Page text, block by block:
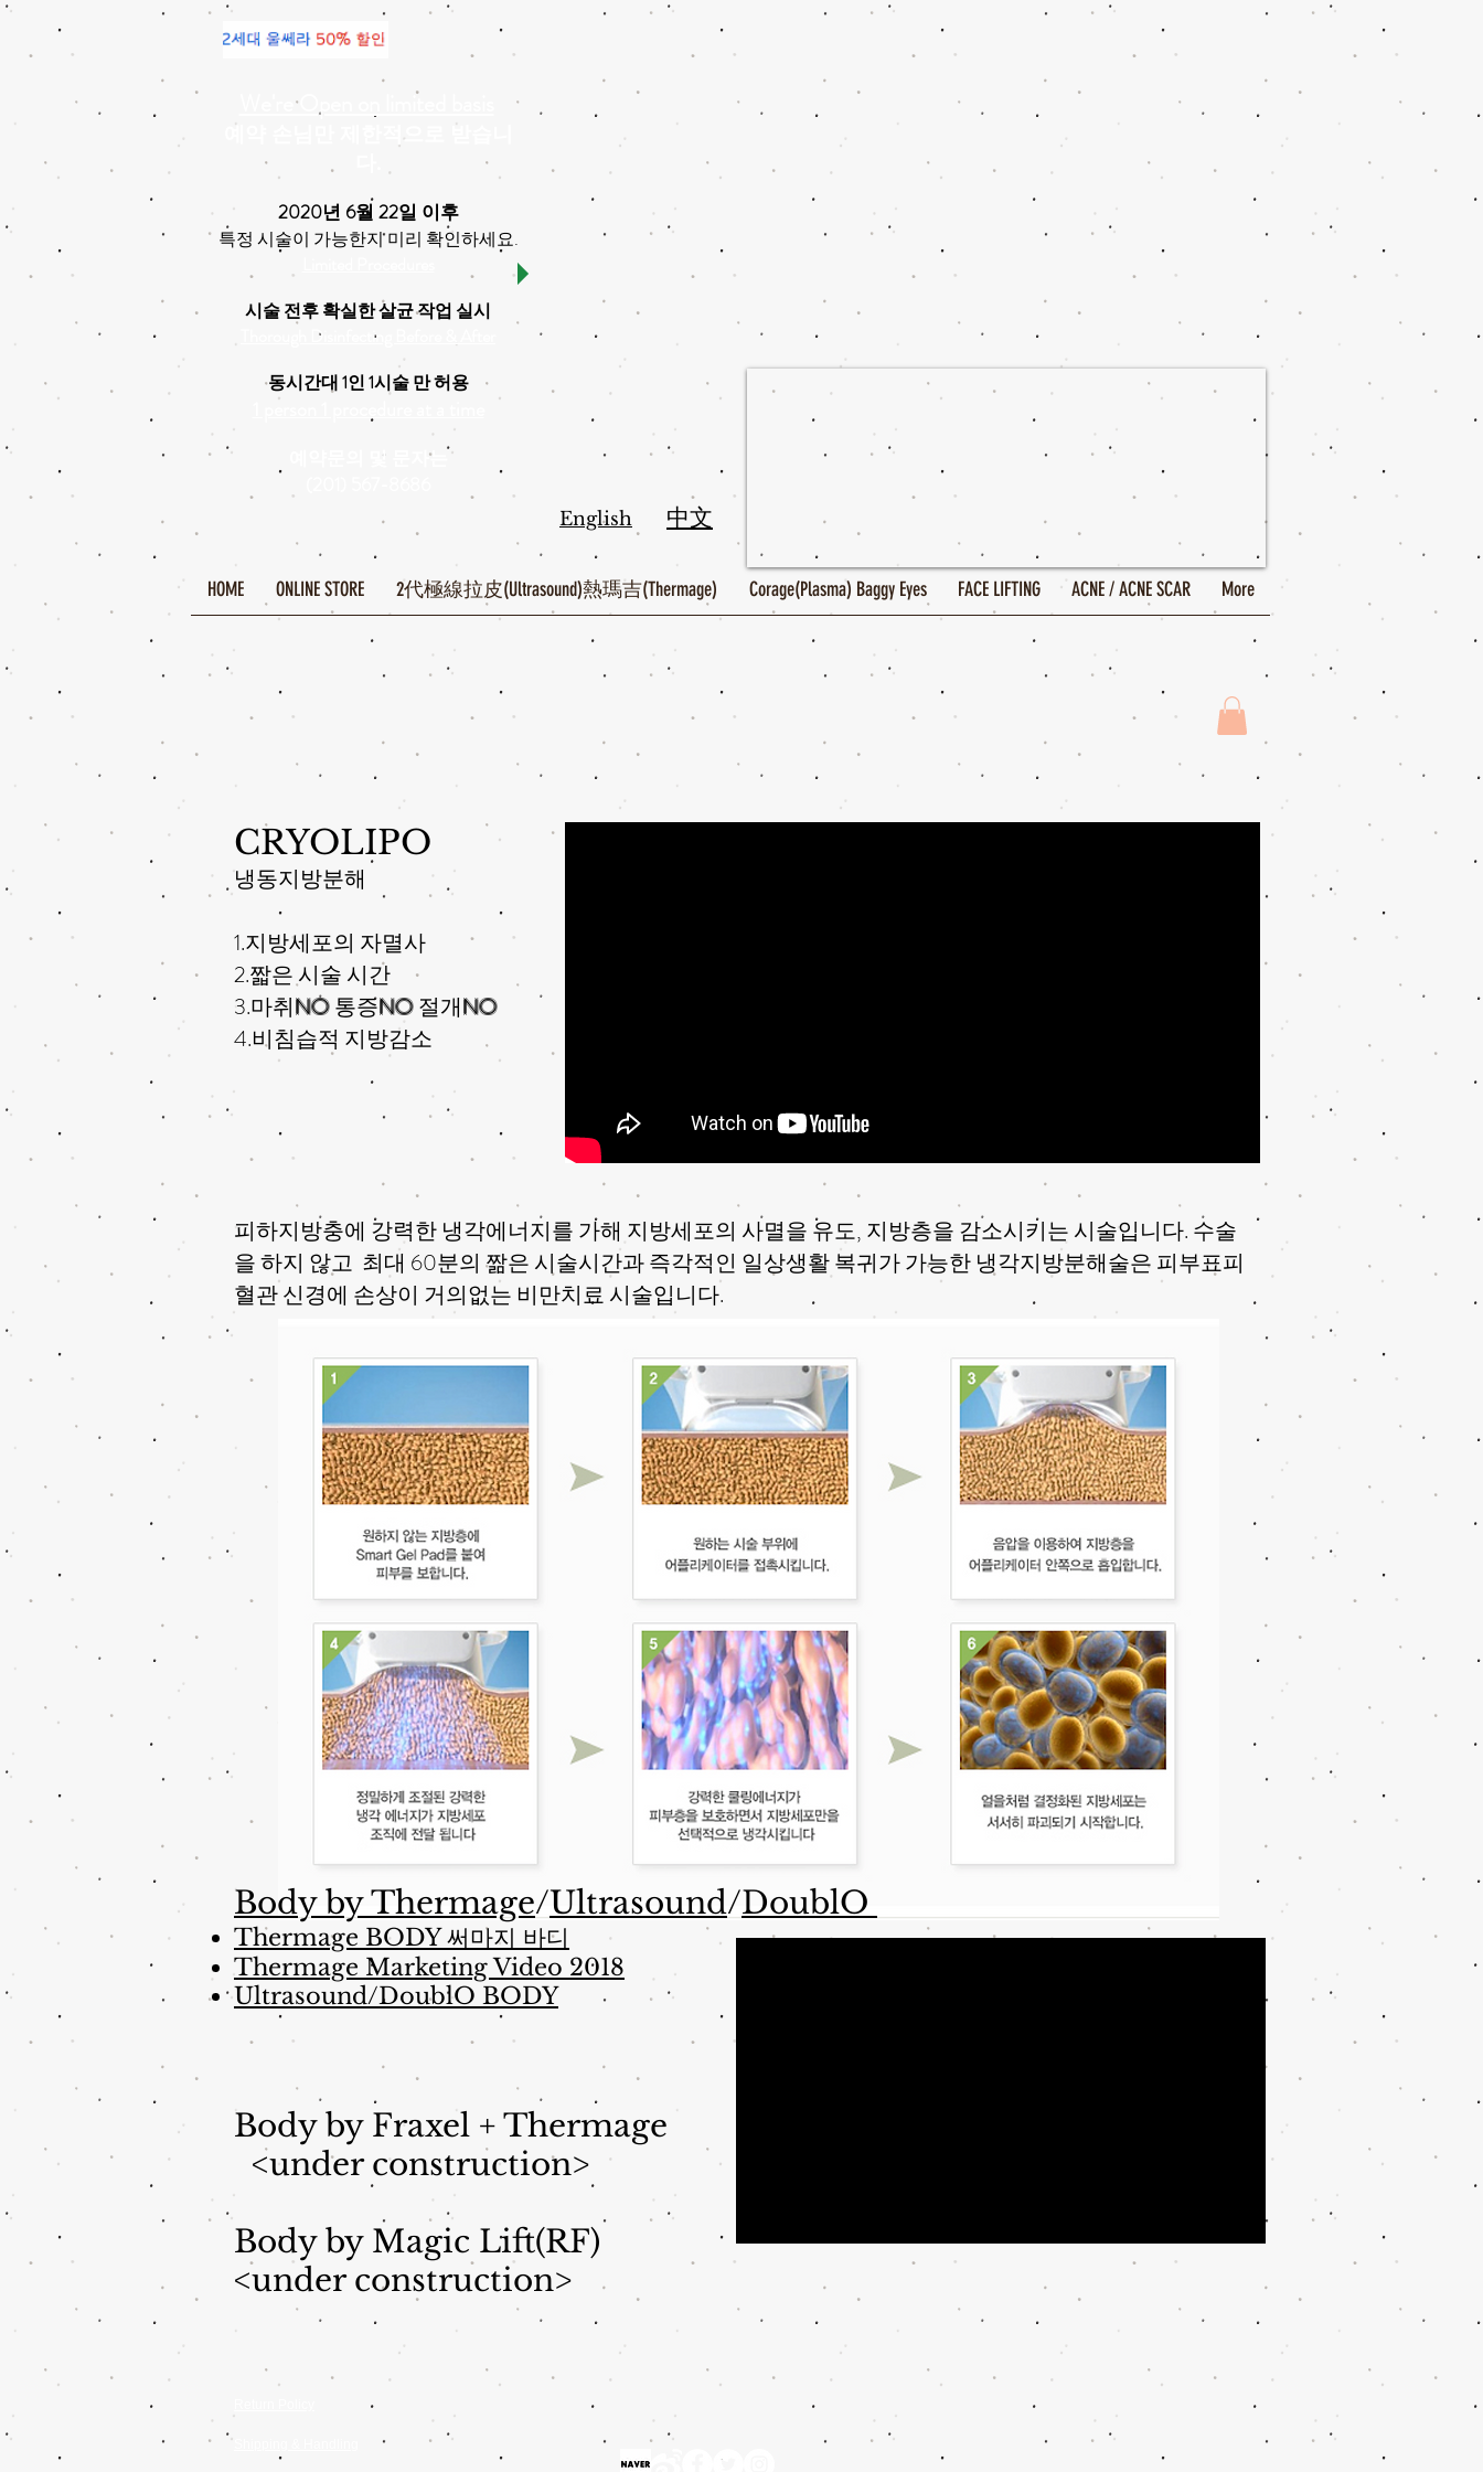
We're Open on limited basis
예약 손님만 제한적으로 받습니
2020년 6월 22일 이후
특정 시술이 가능한지 미리 확인하세요.
시술 전후 확실한 살균 작업 실시
Thorough Disinfecting Before & After
동시간대 1인 1시술 만 허용
1 person 1 procedure at a time
예약문의 및 문자는
HOME ONLINE STORE 2代極線拉皮(Ultrasound)熱瑪吉(Thermage) Corage(Plasma) Baggy Eyes FACE LIFTING ACNE / ACNE SCAR More
English 中文
CRYOLIPO
냉동지방분해
1.지방세포의 자멸사
2.짧은 시술 시간
3.마취NO통증NO절개NO
4.비침습적 지방감소
피하지방충에 강력한 냉각에너지를 가해 지방세포의 사멸을 유도, 지방층을 감소시키는 시술입니다. 수술
을 하지 않고 최대 60분의 짦은 시술시간과 즉각적인 일상생활 복귀가 가능한 냉각지방분해술은 피부표피
혈관 신경에 손상이 거의없는 비만치료 시술입니다.
Body by Thermage/Ultrasound/DoublO
Thermage BODY 써마지 바디
Thermage Marketing Video 2018
Ultrasound/DoublO BODY
Body by Fraxel + Thermage
<under construction>
Body by Magic Lift(RF)
<under construction>